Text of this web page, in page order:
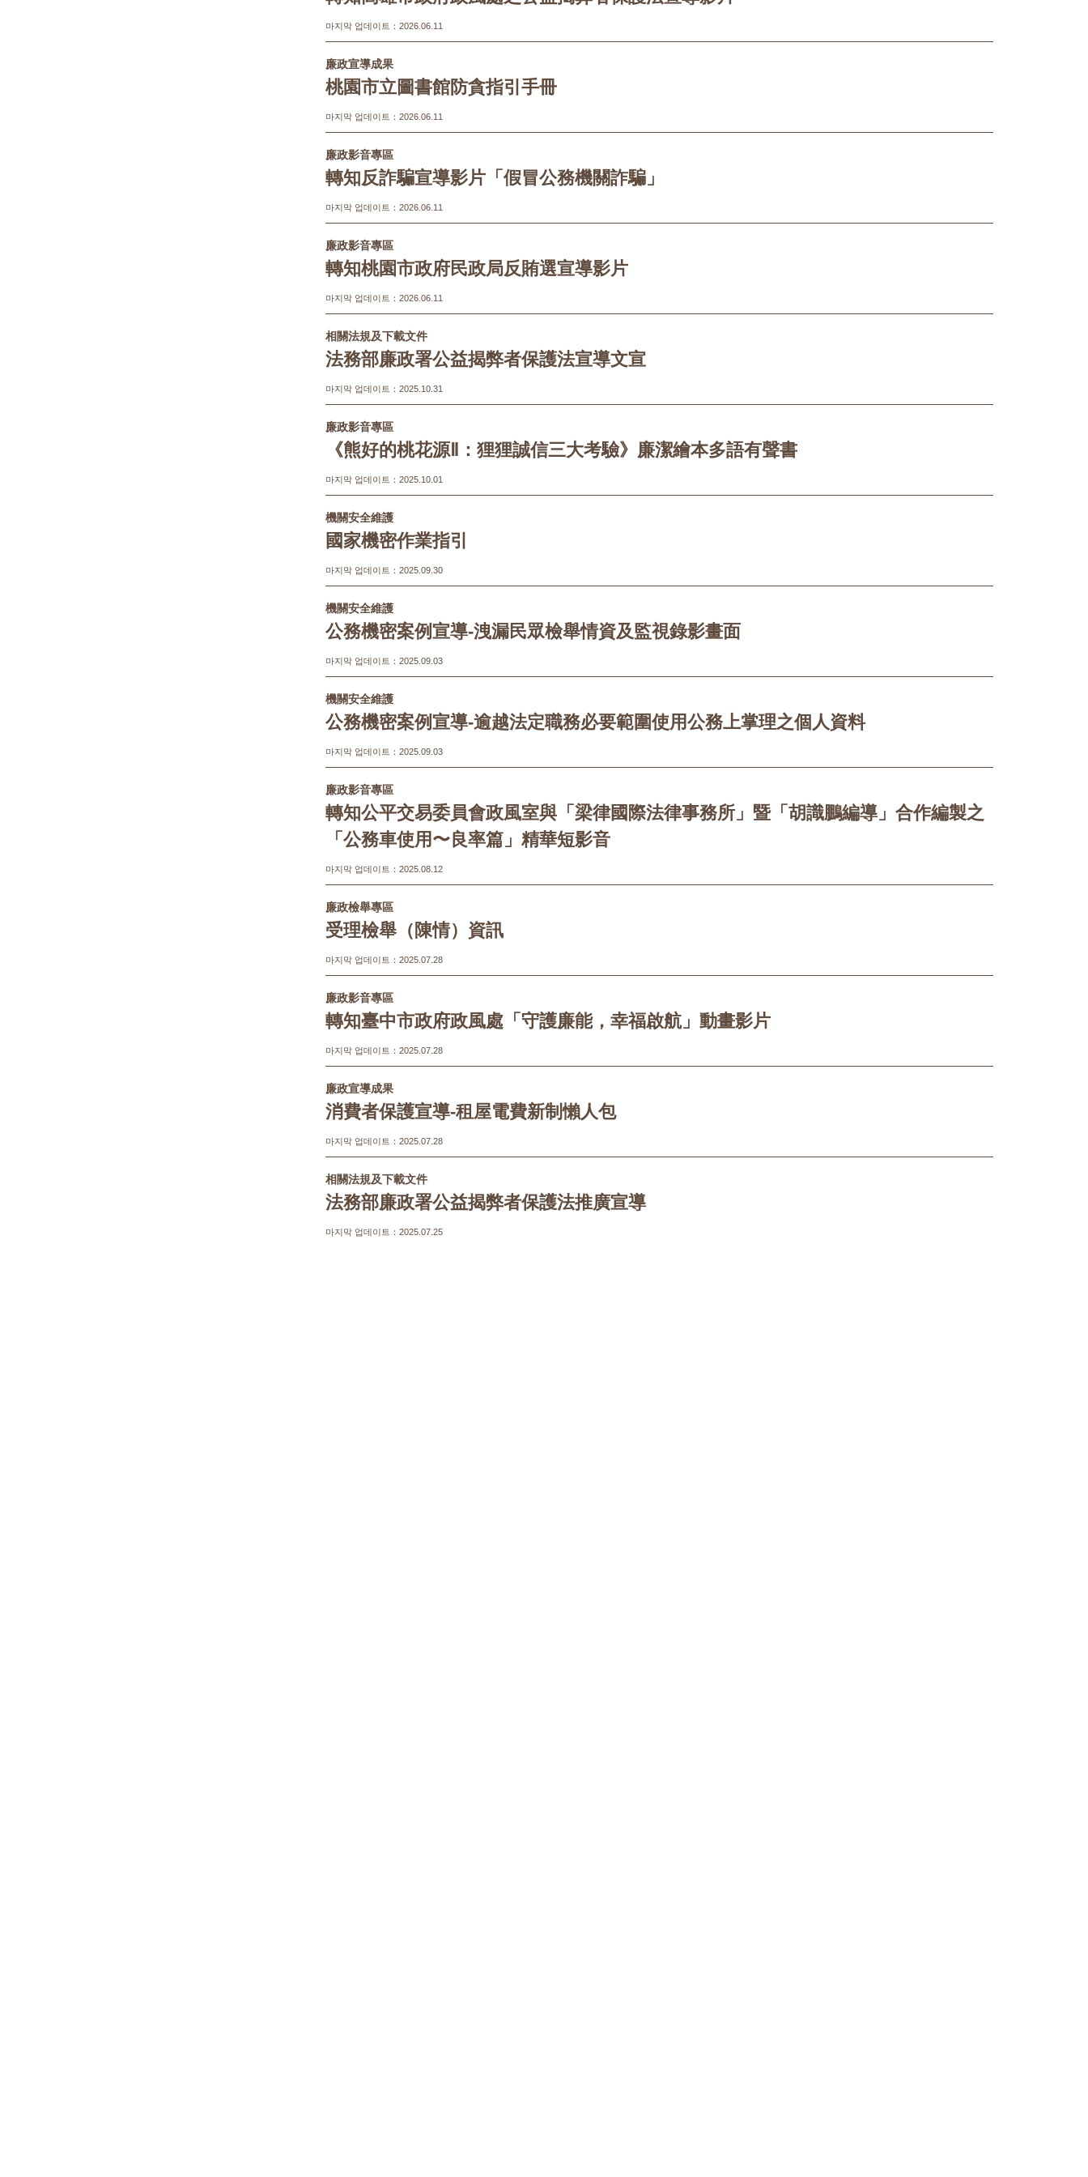
마지막 업데이트：2026.06.11
廉政宣導成果
桃園市立圖書館防貪指引手冊
마지막 업데이트：2026.06.11
廉政影音專區
轉知反詐騙宣導影片「假冒公務機關詐騙」
마지막 업데이트：2026.06.11
廉政影音專區
轉知桃園市政府民政局反賄選宣導影片
마지막 업데이트：2026.06.11
相關法規及下載文件
法務部廉政署公益揭弊者保護法宣導文宣
마지막 업데이트：2025.10.31
廉政影音專區
《熊好的桃花源Ⅱ：狸狸誠信三大考驗》廉潔繪本多語有聲書
마지막 업데이트：2025.10.01
機關安全維護
國家機密作業指引
마지막 업데이트：2025.09.30
機關安全維護
公務機密案例宣導-洩漏民眾檢舉情資及監視錄影畫面
마지막 업데이트：2025.09.03
機關安全維護
公務機密案例宣導-逾越法定職務必要範圍使用公務上掌理之個人資料
마지막 업데이트：2025.09.03
廉政影音專區
轉知公平交易委員會政風室與「梁律國際法律事務所」暨「胡識鵬編導」合作編製之
「公務車使用〜良率篇」精華短影音
마지막 업데이트：2025.08.12
廉政檢舉專區
受理檢舉（陳情）資訊
마지막 업데이트：2025.07.28
廉政影音專區
轉知臺中市政府政風處「守護廉能，幸福啟航」動畫影片
마지막 업데이트：2025.07.28
廉政宣導成果
消費者保護宣導-租屋電費新制懶人包
마지막 업데이트：2025.07.28
相關法規及下載文件
法務部廉政署公益揭弊者保護法推廣宣導
마지막 업데이트：2025.07.25